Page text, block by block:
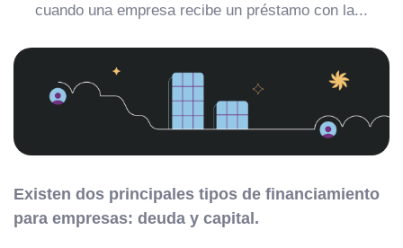
cuando una empresa recibe un préstamo con la...
Existen dos principales tipos de financiamiento
para empresas: deuda y capital.